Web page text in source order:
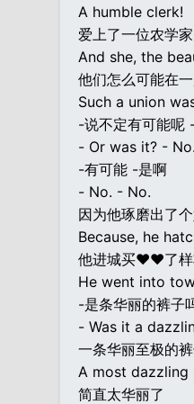
A humble clerk!
爱上了一位农学
And she, the
他们怎么可能在
Such a union
-说不定有可能呢
- Or was it? - No.
-有可能 -是啊
- No. - No.
因为他琢磨出了
Because, he
他进城买♥♥了样
He went into
-是条华丽的裤子
- Was it a
一条华丽至极的
A most dazzling
简直太华丽了